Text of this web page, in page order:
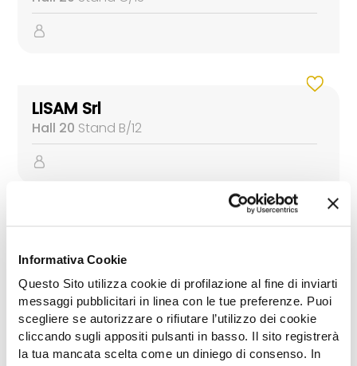
Informativa Cookie
Questo Sito utilizza cookie di profilazione al fine di inviarti
messaggi pubblicitari in linea con le tue preferenze. Puoi
scegliere se autorizzare o rifiutare l’utilizzo dei cookie
cliccando sugli appositi pulsanti in basso. Il sito registrerà
la tua mancata scelta come un diniego di consenso. In
LISAM Srl
Hall 20 Stand B/12
Hall 20Stand A/19